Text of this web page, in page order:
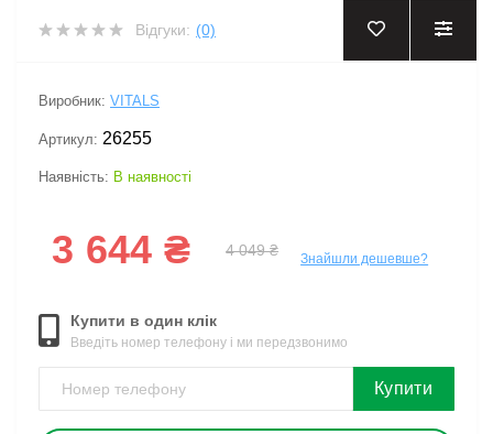
‹ ›
Відгуки: (0)
Виробник: VITALS
Артикул: 26255
Наявність: В наявності
3 644 ₴ 4 049 ₴ Знайшли дешевше?
Купити в один клік
Введіть номер телефону і ми передзвонимо
Купити